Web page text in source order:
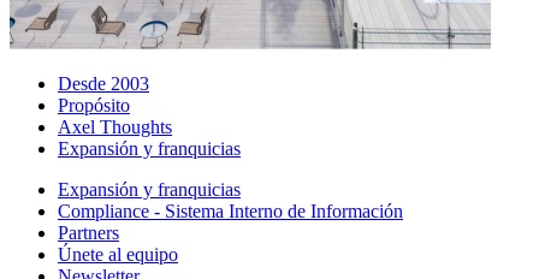
Desde 2003
Propósito
Axel Thoughts
Expansión y franquicias
Expansión y franquicias
Compliance - Sistema Interno de Información
Partners
Únete al equipo